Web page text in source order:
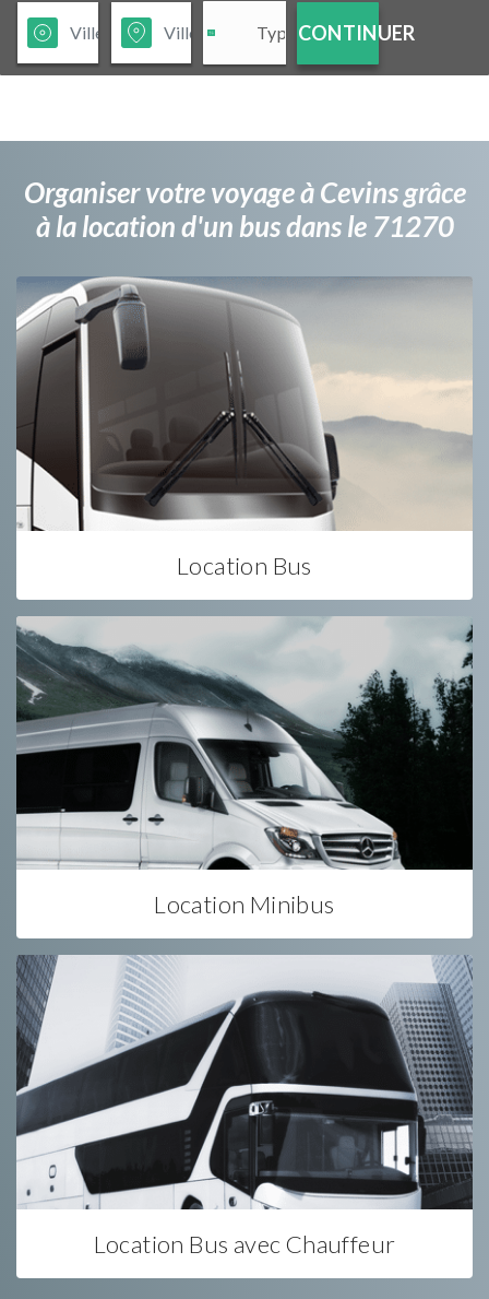
CONTINUER
Organiser votre voyage à Cevins grâce
à la location d'un bus dans le 71270
Location Bus
Location Minibus
Location Bus avec Chauffeur